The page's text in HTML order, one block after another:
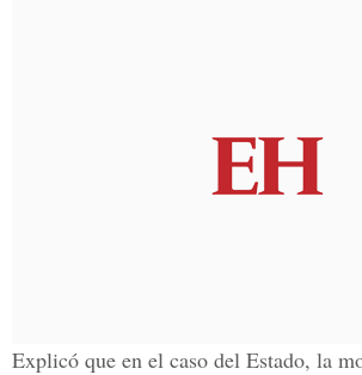
Explicó que en el caso del Estado, la